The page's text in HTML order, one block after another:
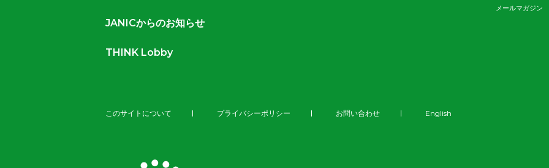
メールマガジン
JANICからのお知らせ
THINK Lobby
このサイトについて プライバシーポリシー お問い合わせ English